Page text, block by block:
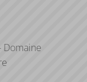
Domaine